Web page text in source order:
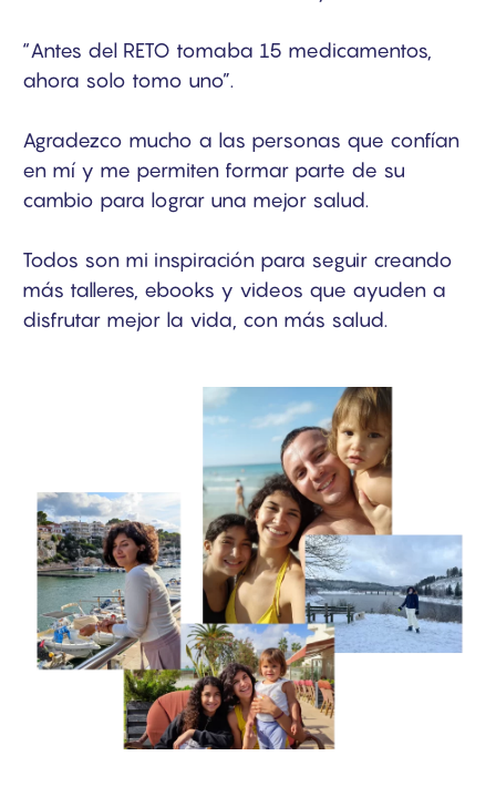
“Antes del RETO tomaba 15 medicamentos,
ahora solo tomo uno”.
Agradezco mucho a las personas que confían
en mí y me permiten formar parte de su
cambio para lograr una mejor salud.
Todos son mi inspiración para seguir creando
más talleres, ebooks y videos que ayuden a
disfrutar mejor la vida, con más salud.